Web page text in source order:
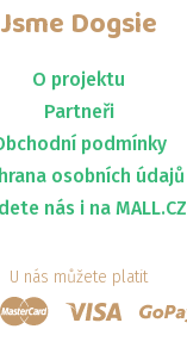
Jsme Dogsie
O projektu
Partneři
podmínky
osobních údajů
nás i na MALL.CZ
U nás můžete platit